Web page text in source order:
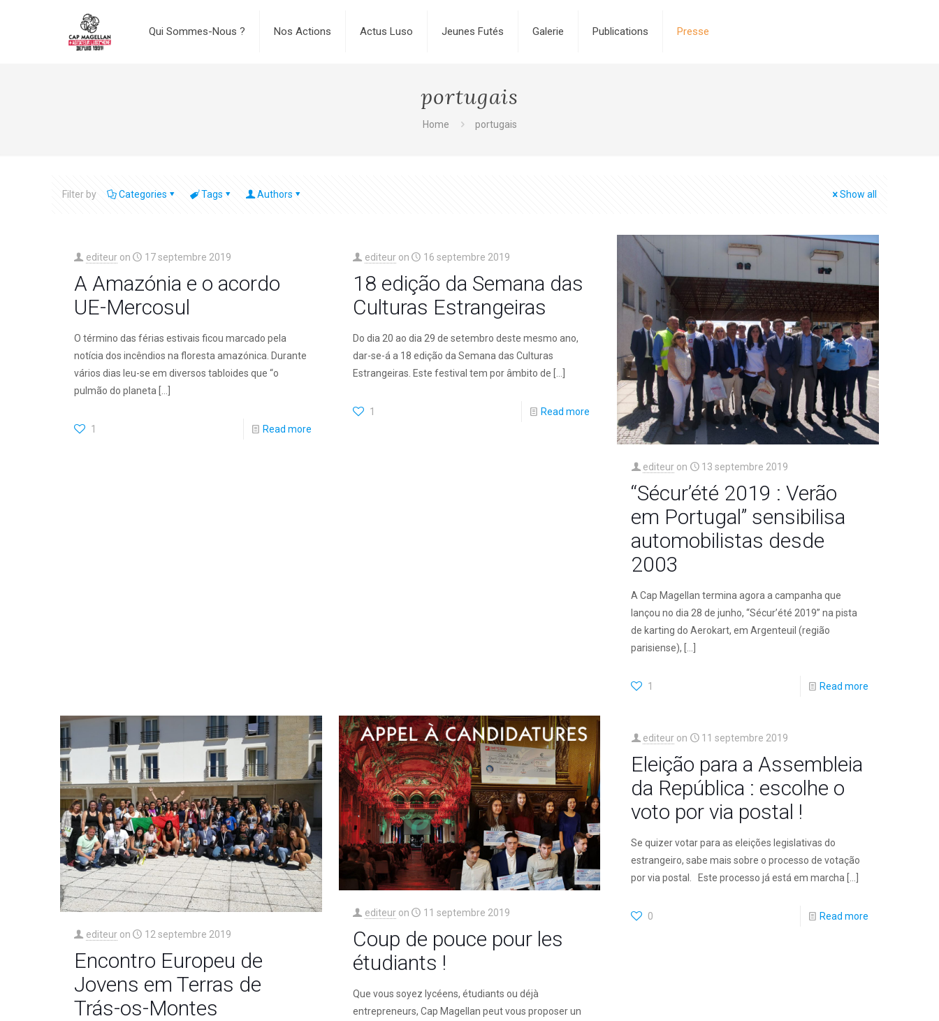
Qui Sommes-Nous ? Nos Actions Actus Luso Jeunes Futés Galerie Publications Presse
portugais
Home portugais
Filter by Categories Tags Authors Show all
editeur on 17 septembre 2019
A Amazónia e o acordo
UE-Mercosul
O término das férias estivais ficou marcado pela
notícia dos incêndios na floresta amazónica. Durante
vários dias leu-se em diversos tabloides que “o
pulmão do planeta
1 Read more
editeur on 16 septembre 2019
18 edição da Semana das
Culturas Estrangeiras
Do dia 20 ao dia 29 de setembro deste mesmo ano,
dar-se-á a 18 edição da Semana das Culturas
Estrangeiras. Este festival tem por âmbito de
1 Read more
editeur on 13 septembre 2019
“Sécur’été 2019 : Verão
em Portugal” sensibilisa
automobilistas desde
2003
A Cap Magellan termina agora a campanha que
lançou no dia 28 de junho, “Sécur’été 2019” na pista
de karting do Aerokart, em Argenteuil (região
parisiense),
1 Read more
editeur on 12 septembre 2019
Encontro Europeu de
Jovens em Terras de
Trás-os-Montes
editeur on 11 septembre 2019
Coup de pouce pour les
étudiants !
Que vous soyez lycéens, étudiants ou déjà
entrepreneurs, Cap Magellan peut vous proposer un
editeur on 11 septembre 2019
Eleição para a Assembleia
da República : escolhe o
voto por via postal !
Se quizer votar para as eleições legislativas do
estrangeiro, sabe mais sobre o processo de votação
por via postal. Este processo já está em marcha
0 Read more